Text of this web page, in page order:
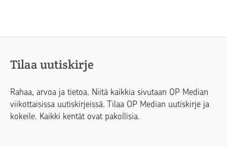
Tilaa uutiskirje
Rahaa, arvoa ja tietoa. Niitä kaikkia sivutaan OP Median
viikottaisissa uutiskirjeissä. Tilaa OP Median uutiskirje ja
kokeile. Kaikki kentät ovat pakollisia.